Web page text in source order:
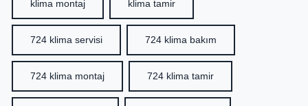
klima montaj klima tamir
724 klima servisi 724 klima bakım
724 klima montaj 724 klima tamir